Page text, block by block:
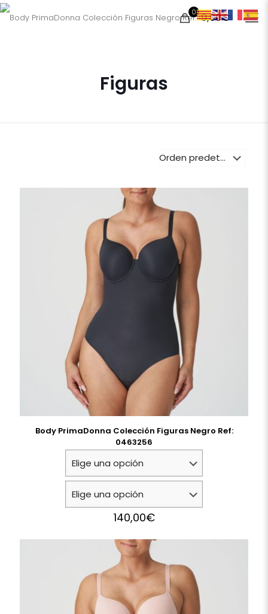
0 0,00€
Figuras
Body PrimaDonna Colección Figuras Negro Ref:
0463256
140,00€